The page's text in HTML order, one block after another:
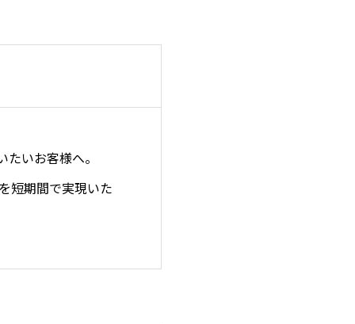
たいお客様へ。
短期間で実現いた